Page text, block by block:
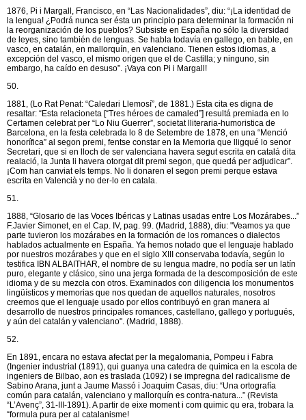
1876, Pi i Margall, Francisco, en “Las Nacionalidades”, diu: “¡La identidad de
la lengua! ¿Podrá nunca ser ésta un principio para determinar la formación ni
la reorganización de los pueblos? Subsiste en España no sólo la diversidad
de leyes, sino también de lenguas. Se habla todavía en gallego, en bable, en
vasco, en catalán, en mallorquín, en valenciano. Tienen estos idiomas, a
excepción del vasco, el mismo origen que el de Castilla; y ninguno, sin
embargo, ha caído en desuso”. ¡Vaya con Pi i Margall!
50.
1881, (Lo Rat Penat: “Caledari Llemosí”, de 1881.) Esta cita es digna de
resaltar: “Esta relacioneta [“Tres héroes de camaled”] resultá premiada en lo
Certamen celebrat per “Lo Niu Guerrer”, societat lliteraria-humoristica de
Barcelona, en la festa celebrada lo 8 de Setembre de 1878, en una “Menció
honorífica” al segon premi, fentse constar en la Memoria que lligqué lo senor
Secretari, que si en lloch de ser valenciana havera segut escrita en catalá dita
realació, la Junta li havera otorgat dit premi segon, que quedá per adjudicar”.
¡Com han canviat els temps. No li donaren el segon premi perque estava
escrita en Valencià y no der-lo en catala.
51.
1888, “Glosario de las Voces Ibéricas y Latinas usadas entre Los Mozárabes...”
F.Javier Simonet, en el Cap. IV, pag. 99. (Madrid, 1888), diu: "Veamos ya que
parte tuvieron los mozárabes en la formación de los romances o dialectos
hablados actualmente en España. Ya hemos notado que el lenguaje hablado
por nuestros mozárabes y que en el siglo XIII conservaba todavía, según lo
testifica IBN ALBAITHAR, el nombre de su lengua madre, no podía ser un latín
puro, elegante y clásico, sino una jerga formada de la descomposición de este
idioma y de su mezcla con otros. Examinados con diligencia los monumentos
lingüísticos y memorias que nos quedan de aquellos naturales, nosotros
creemos que el lenguaje usado por ellos contribuyó en gran manera al
desarrollo de nuestros principales romances, castellano, gallego y portugués,
y aún del catalán y valenciano". (Madrid, 1888).
52.
En 1891, encara no estava afectat per la megalomania, Pompeu i Fabra
(Ingenier industrial (1891), qui guanya una catedra de quimica en la escola de
ingeniers de Bilbao, aon es traslada (1092) i se impregna del radicalisme de
Sabino Arana, junt a Jaume Massó i Joaquim Casas, diu: “Una ortografía
común para catalán, valenciano y mallorquín es contra-natura...” (Revista
“L’Avenç”, 31-III-1891). A partir de eixe moment i com quimic qu era, trobara la
“formula pura per al catalanisme!